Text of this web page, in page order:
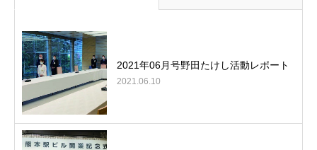
2021年06月号野田たけし活動レポート
2021.06.10